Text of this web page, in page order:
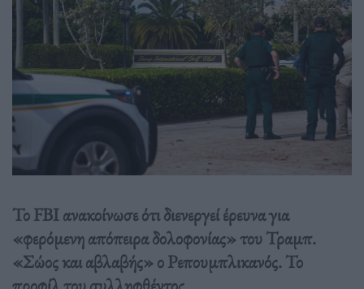
Το FBI ανακοίνωσε ότι διενεργεί έρευνα για
«φερόμενη απόπειρα δολοφονίας» του Τραμπ.
«Σώος και αβλαβής» ο Ρεπουμπλικανός. Το